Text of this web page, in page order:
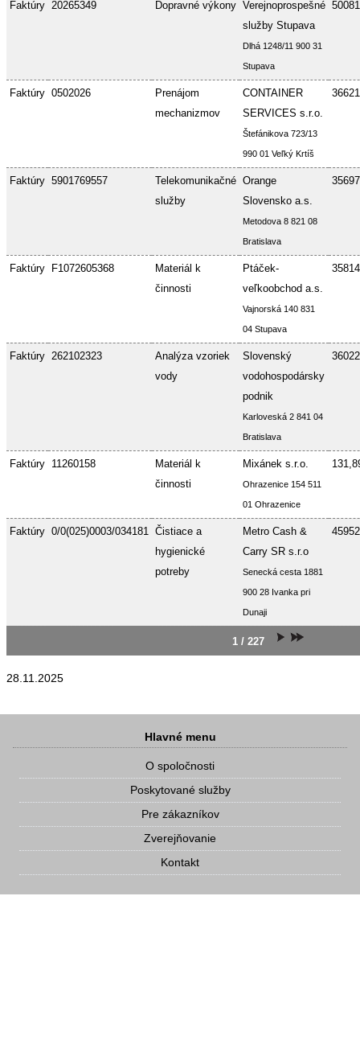
Faktúry 20265349 Dopravné výkony Verejnoprospešné
služby Stupava
Dlhá 1248/11 900 31
Stupava
Faktúry 0502026
Prenájom
mechanizmov
CONTAINER
SERVICES s.r.o.
Štefánikova 723/13
990 01 Veľký Krtíš
Faktúry 5901769557
Telekomunikačné
služby
Orange
Slovensko a.s.
Metodova 8 821 08
Bratislava
Faktúry F1072605368
Materiál k
činnosti
Ptáček-
veľkoobchod a.s.
Vajnorská 140 831
04 Stupava
Faktúry 262102323
Analýza vzoriek
vody
Slovenský
vodohospodársky
podnik
Karloveská 2 841 04
Bratislava
Faktúry 11260158
Materiál k
činnosti
Mixánek s.r.o.
Ohrazenice 154 511
01 Ohrazenice
Faktúry 0/0(025)0003/034181 Čistiace a
hygienické
potreby
Metro Cash &
Carry SR s.r.o
Senecká cesta 1881
900 28 Ivanka pri
Dunaji
1 / 227
28.11.2025
Hlavné menu
O spoločnosti
Poskytované služby
Pre zákazníkov
Zverejňovanie
Kontakt